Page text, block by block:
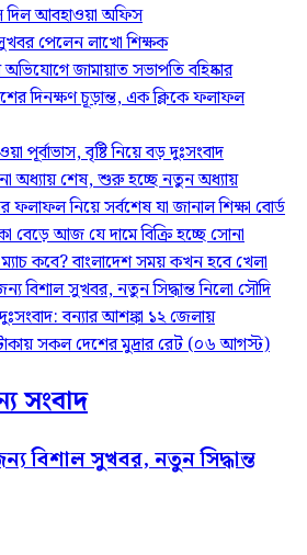
দিল আবহাওয়া অফিস
সুখবর পেলেন লাখো শিক্ষক
জামায়াত সভাপতি বহিষ্কার
দিনক্ষণ চূড়ান্ত, এক ক্লিকে ফলাফল
পূর্বাভাস, বৃষ্টি নিয়ে বড় দুঃসংবাদ
অধ্যায় শেষ, শুরু হচ্ছে নতুন অধ্যায়
নিয়ে সর্বশেষ যা জানাল শিক্ষা বোর্ড
বেড়ে আজ যে দামে বিক্রি হচ্ছে সোনা
ম্যাচ কবে? বাংলাদেশ সময় কখন হবে খেলা
বিশাল সুখবর, নতুন সিদ্ধান্ত নিলো সৌদি
বন্যার আশঙ্কা ১২ জেলায়
সকল দেশের মুদ্রার রেট (০৬ আগস্ট)
সংবাদ
বিশাল সুখবর, নতুন সিদ্ধান্ত